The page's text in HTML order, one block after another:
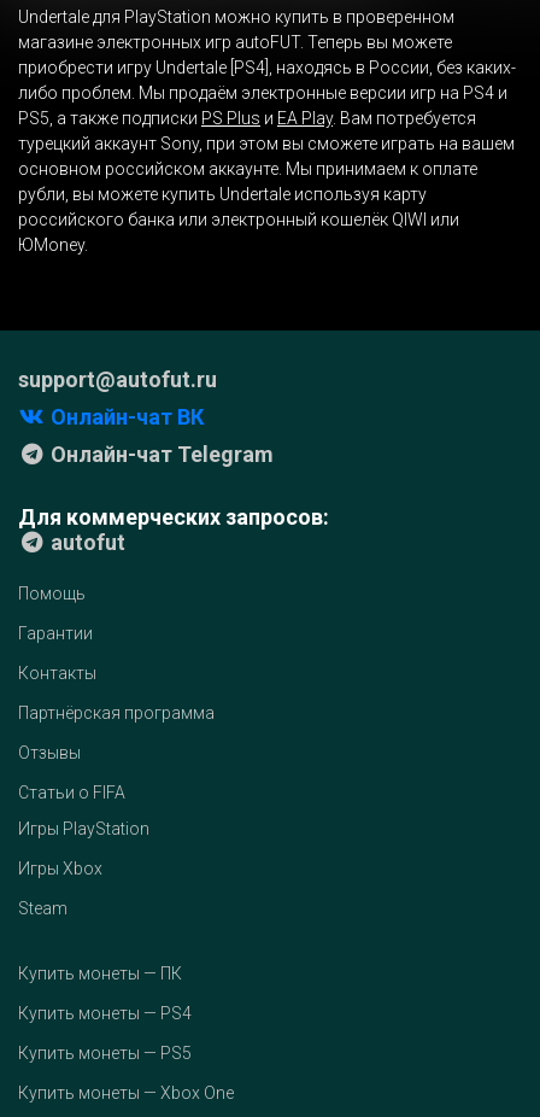
Undertale для PlayStation можно купить в проверенном
магазине электронных игр autoFUT. Теперь вы можете
приобрести игру Undertale [PS4], находясь в России, без каких-
либо проблем. Мы продаём электронные версии игр на PS4 и
PS5, а также подписки PS Plus и EA Play. Вам потребуется
турецкий аккаунт Sony, при этом вы сможете играть на вашем
основном российском аккаунте. Мы принимаем к оплате
рубли, вы можете купить Undertale используя карту
российского банка или электронный кошелёк QIWI или
ЮMoney.
support@autofut.ru
Онлайн-чат ВК
Онлайн-чат Telegram
Для коммерческих запросов:
autofut
Помощь
Гарантии
Контакты
Партнёрская программа
Отзывы
Статьи о FIFA
Игры PlayStation
Игры Xbox
Steam
Купить монеты — ПК
Купить монеты — PS4
Купить монеты — PS5
Купить монеты — Xbox One